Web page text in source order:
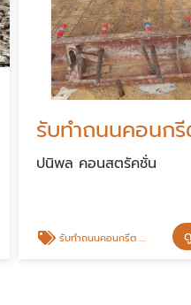
ปนิพล คอนสตรัคชั่น
รับทําถนนคอนกรีต ปทุมธานี